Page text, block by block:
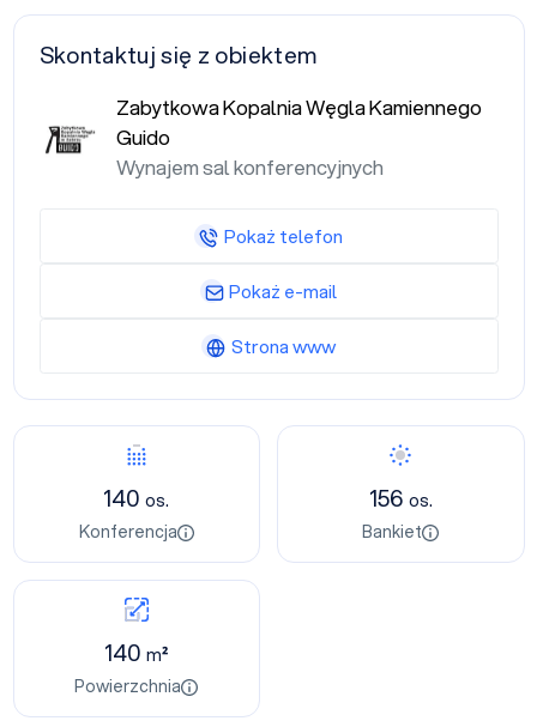
140os.
Konferencja
156 os.
Bankiet
140m²
Powierzchnia
Skontaktuj się z obiektem
Zabytkowa Kopalnia Węgla Kamiennego
Guido
Wynajem sal konferencyjnych
Pokaż telefon
Pokaż e-mail
Strona www